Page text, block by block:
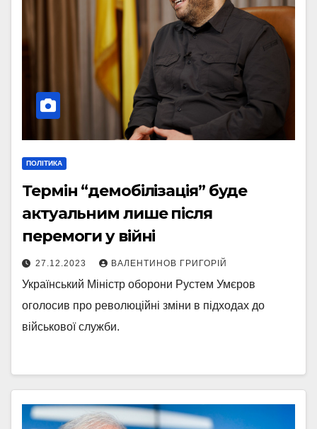
ПОЛІТИКА
Термін “демобілізація” буде
актуальним лише після
перемоги у війні
27.12.2023 ВАЛЕНТИНОВ ГРИГОРІЙ
Український Міністр оборони Рустем Умєров
оголосив про революційні зміни в підходах до
військової служби.